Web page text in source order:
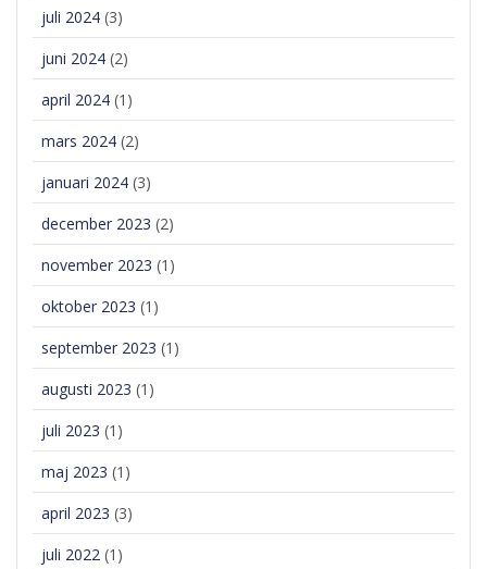
juli 2024 (3)
juni 2024 (2)
april 2024 (1)
mars 2024 (2)
januari 2024 (3)
december 2023 (2)
november 2023 (1)
oktober 2023 (1)
september 2023 (1)
augusti 2023 (1)
juli 2023 (1)
maj 2023 (1)
april 2023 (3)
juli 2022 (1)